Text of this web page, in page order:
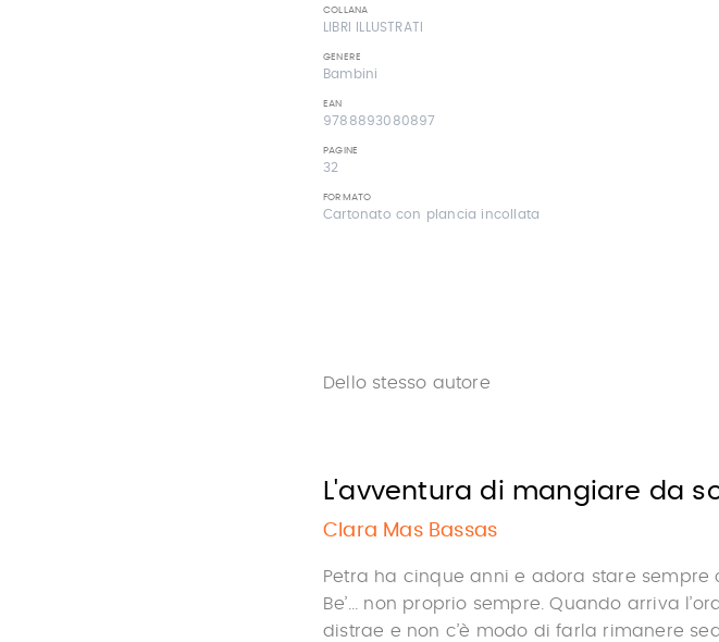
COLLANA
LIBRI ILLUSTRATI
GENERE
Bambini
EAN
9788893080897
PAGINE
32
FORMATO
Cartonato con plancia incollata
Dello stesso autore
L'avventura di mangiare da
Clara Mas Bassas
Petra ha cinque anni e adora stare sempre
Be’... non proprio sempre. Quando arriva
distrae e non c’è modo di farla rimanere